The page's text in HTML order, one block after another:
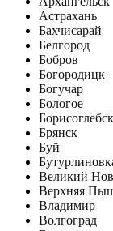
Астрахань
Бахчисарай
Белгород
Бобров
Богородицк
Богучар
Бологое
Борисоглебск
Брянск
Буй
Великий
Верхняя
Владимир
Волгоград